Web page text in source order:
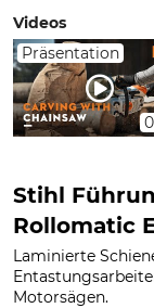
Videos
Präsentation
Stihl
Rollomatic
Laminierte
Motorsägen.